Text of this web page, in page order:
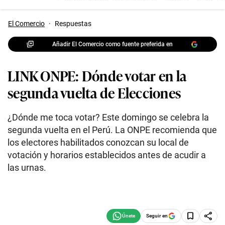
El Comercio · Respuestas
Añadir El Comercio como fuente preferida en
LINK ONPE: Dónde votar en la
segunda vuelta de Elecciones
¿Dónde me toca votar? Este domingo se celebra la
segunda vuelta en el Perú. La ONPE recomienda que
los electores habilitados conozcan su local de
votación y horarios establecidos antes de acudir a
las urnas.
Seguir en